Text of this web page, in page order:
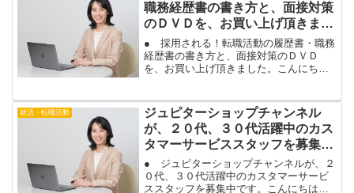
職務経歴書の書き方と、面接対策
のＤＶＤを、お買い上げ頂きまし
た。
● 採用される！転職活動の履歴書・職務
経歴書の書き方と、面接対策のＤＶＤ
を、お買い上げ頂きました。こんにち
「面接対策のポイント」の２つのＤＶＤ
を、お求め頂きました。あり...
就活・転職活動
ジュピターショップチャンネル
が、２０代、３０代活躍中のカス
タマーサービススタッフを募集中
です。
● ジュピターショップチャンネルが、２
０代、３０代活躍中のカスタマーサービ
ススタッフを募集中です。こんにちは。